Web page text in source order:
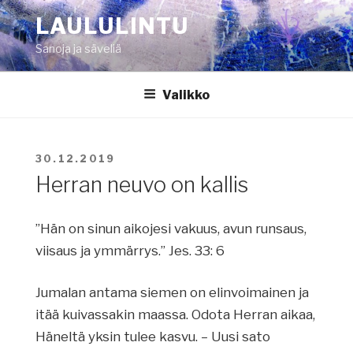
Siirry
sisältöönLAULULINTU
Sanoja ja säveliä
Valikko
JULKAISTU
30.12.2019
Herran neuvo on kallis
”Hän on sinun aikojesi vakuus, avun runsaus,
viisaus ja ymmärrys.” Jes. 33: 6
Jumalan antama siemen on elinvoimainen ja
itää kuivassakin maassa. Odota Herran aikaa,
Häneltä yksin tulee kasvu. – Uusi sato